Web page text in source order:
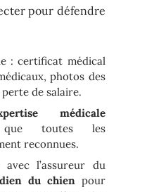
pour défendre
: certificat médical
photos des
de salaire.
médicale
toutes les
reconnues.
avec l’assureur du
du chienpour